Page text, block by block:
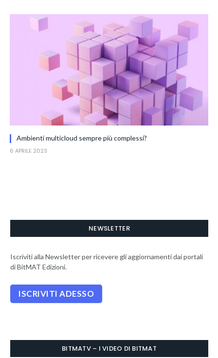
Ambienti multicloud sempre più complessi?
6 APRILE 2023
NEWSLETTER
Iscriviti alla Newsletter per ricevere gli aggiornamenti dai portali
di BitMAT Edizioni.
BITMATV – I VIDEO DI BITMAT